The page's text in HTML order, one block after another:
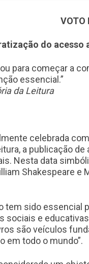
VOTO
do acesso
para começar a
essencial.”
da Leitura
celebrada
a publicação
Nesta data
Shakespeare e
tem sido essencial
sociais e
são veículos
em todo o mundo”.